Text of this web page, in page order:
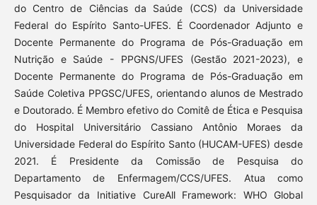
do Centro de Ciências da Saúde (CCS) da Universidade
Federal do Espírito Santo-UFES. É Coordenador Adjunto e
Docente Permanente do Programa de Pós-Graduação em
Nutrição e Saúde - PPGNS/UFES (Gestão 2021-2023), e
Docente Permanente do Programa de Pós-Graduação em
Saúde Coletiva PPGSC/UFES, orientando alunos de Mestrado
e Doutorado. É Membro efetivo do Comitê de Ética e Pesquisa
do Hospital Universitário Cassiano Antônio Moraes da
Universidade Federal do Espírito Santo (HUCAM-UFES) desde
2021. É Presidente da Comissão de Pesquisa do
Departamento de Enfermagem/CCS/UFES. Atua como
Pesquisador da Initiative CureAll Framework: WHO Global